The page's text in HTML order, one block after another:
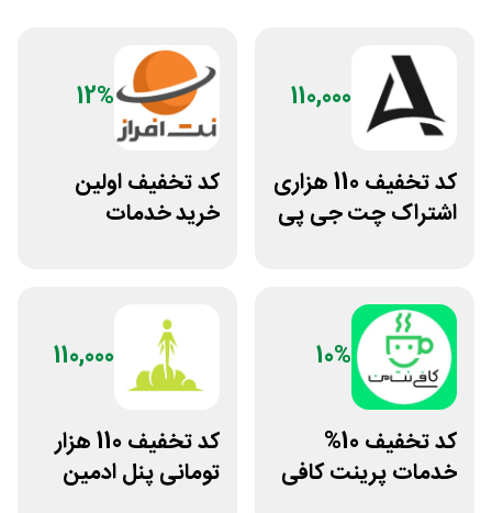
110,000
کد تخفیف 110 هزاری
اشتراک چت جی پی
12%
کد تخفیف اولین
خرید خدمات
10%
کد تخفیف 10%
خدمات پرینت کافی
110,000
کد تخفیف 110 هزار
تومانی پنل ادمین